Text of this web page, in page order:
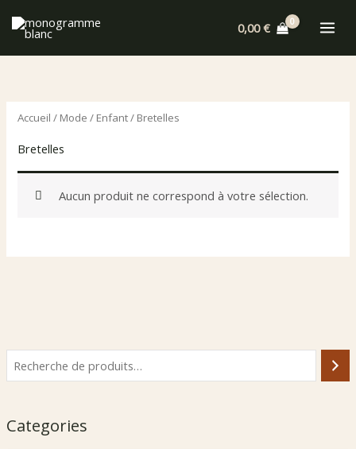
contenu
0,00€
Categories
Accueil / Mode / Enfant/ Bretelles
Bretelles
Aucun produit ne correspond à votre sélection.